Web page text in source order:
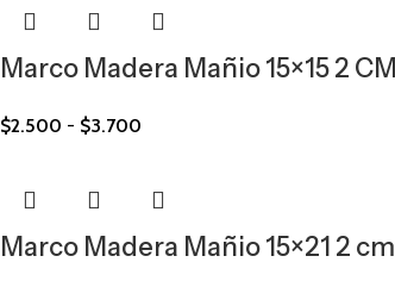
Marco Madera Mañio 15×15 2 CM
$2.500 - $3.700
Marco Madera Mañio 15×21 2 cm